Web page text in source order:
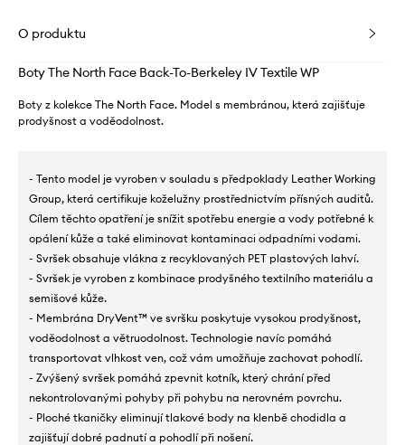
O produktu
Boty The North Face Back-To-Berkeley IV Textile WP
Boty z kolekce The North Face. Model s membránou, která zajišťuje
prodyšnost a voděodolnost.
- Tento model je vyroben v souladu s předpoklady Leather Working
Group, která certifikuje koželužny prostřednictvím přísných auditů.
Cílem těchto opatření je snížit spotřebu energie a vody potřebné k
opálení kůže a také eliminovat kontaminaci odpadními vodami.
- Svršek obsahuje vlákna z recyklovaných PET plastových lahví.
- Svršek je vyroben z kombinace prodyšného textilního materiálu a
semišové kůže.
- Membrána DryVent™ ve svršku poskytuje vysokou prodyšnost,
voděodolnost a větruodolnost. Technologie navíc pomáhá
transportovat vlhkost ven, což vám umožňuje zachovat pohodlí.
- Zvýšený svršek pomáhá zpevnit kotník, který chrání před
nekontrolovanými pohyby při pohybu na nerovném povrchu.
- Ploché tkaničky eliminují tlakové body na klenbě chodidla a
zajišťují dobré padnutí a pohodlí při nošení.